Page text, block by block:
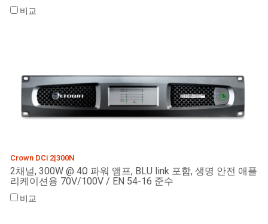
비교
Crown DCi 2|300N
2채널, 300W @ 4Ω 파워 앰프, BLU link 포함, 생명 안전 애플
리케이션용 70V/100V / EN 54-16 준수
비교